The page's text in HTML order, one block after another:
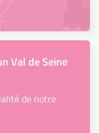
Val de Seine
de notre